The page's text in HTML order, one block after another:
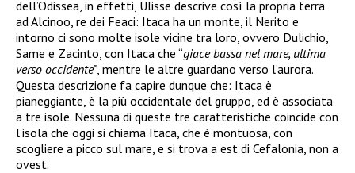
dell’Odissea, in effetti, Ulisse descrive così la propria terra
ad Alcinoo, re dei Feaci: Itaca ha un monte, il Nerito e
intorno ci sono molte isole vicine tra loro, ovvero Dulichio,
Same e Zacinto, con Itaca che “giace bassa nel mare, ultima
verso occidente”, mentre le altre guardano verso l’aurora.
Questa descrizione fa capire dunque che: Itaca è
pianeggiante, è la più occidentale del gruppo, ed è associata
a tre isole. Nessuna di queste tre caratteristiche coincide con
l’isola che oggi si chiama Itaca, che è montuosa, con
scogliere a picco sul mare, e si trova a est di Cefalonia, non a
ovest.